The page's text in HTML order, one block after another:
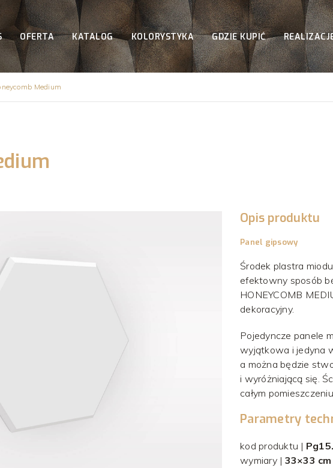
OFERTA KATALOG KOLORYSTYKA GDZIE KUPIĆ
Medium
Opis produktu
Panel gipsowy
Środek plastra
efektowny sposób
HONEYCOMB
dekoracyjny.
Pojedyncze panele
wyjątkowa i jedyna
a można będzie
i wyróżniającą się.
całym
Parametry
kod produktu |
wymiary | 33×33 cm